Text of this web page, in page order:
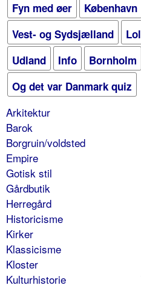
Fyn med øer
København
Vest- og Sydsjælland
Udland
Info Bornholm
Og det var Danmark quiz
Arkitektur
Barok
Borgruin/voldsted
Empire
Gotisk stil
Gårdbutik
Herregård
Historicisme
Kirker
Klassicisme
Kloster
Kulturhistorie